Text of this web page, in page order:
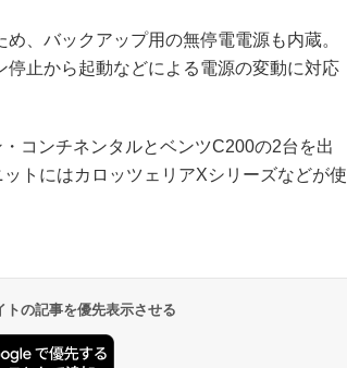
、バックアップ用の無停電電源も内蔵。
止から起動などによる電源の変動に対応
コンチネンタルとベンツC200の2台を出
トにはカロッツェリアXシリーズなどが使
の記事を優先表示させる